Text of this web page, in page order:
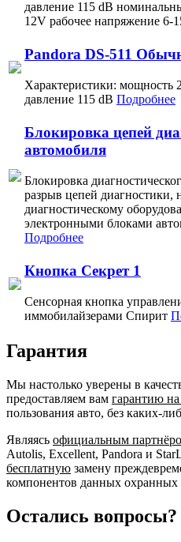
давление 115 dB
12V рабочее напряжение 6-
Pandora DS-511
Характеристики: мощность
давление 115 dB Подробнее
Блокировка цепей
автомобиля
Блокировка
разрыв цепей диагностики,
диагностическому
электронными блоками
Подробнее
Кнопка Секрет 1
Сенсорная кнопка
иммобилайзерами Спирит
Гарантия
Мы настолько уверены в
предоставляем вам гарантию на
пользования авто, без каких-
Являясь официальным
Autolis, Excellent, Pandora и
бесплатную замену
компонентов данных охранных
Остались вопросы?